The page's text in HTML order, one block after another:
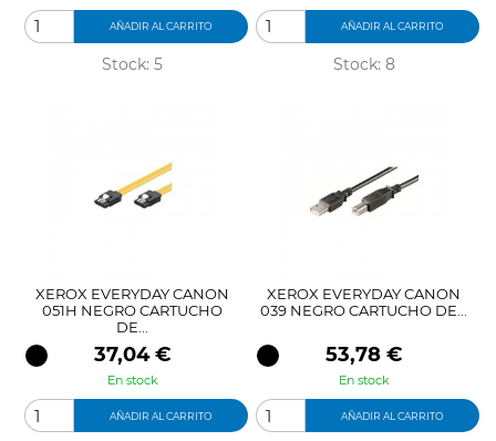
AÑADIR AL CARRITO
Stock: 5
AÑADIR AL CARRITO
Stock: 8
XEROX EVERYDAY CANON
051H NEGRO CARTUCHO
DE...
Precio
37,04 €
En stock
AÑADIR AL CARRITO
XEROX EVERYDAY CANON
039 NEGRO CARTUCHO DE...
Precio
53,78 €
En stock
AÑADIR AL CARRITO